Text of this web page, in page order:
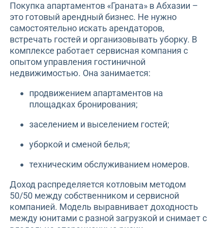
Покупка апартаментов «Граната» в Абхазии –
это готовый арендный бизнес. Не нужно
самостоятельно искать арендаторов,
встречать гостей и организовывать уборку. В
комплексе работает сервисная компания с
опытом управления гостиничной
недвижимостью. Она занимается:
продвижением апартаментов на
площадках бронирования;
заселением и выселением гостей;
уборкой и сменой белья;
техническим обслуживанием номеров.
Доход распределяется котловым методом
50/50 между собственником и сервисной
компанией. Модель выравнивает доходность
между юнитами с разной загрузкой и снимает с